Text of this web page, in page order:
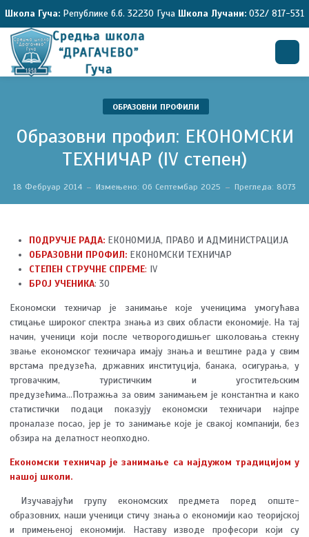
Школа Гуча: Републике б.б. 32230 Гуча Школа Лучани: 032/ 817-531
Образовни профил: ЕКОНОМСКИ
ТЕХНИЧАР (IV степен)
ОБРАЗОВНИ ПРОФИЛИ
18 Фебруар 2014 Измењено: 06 Септембар 2025 Прегледа: 8073
ПОДРУЧЈЕ РАДА: ЕКОНОМИЈА, ПРАВО И АДМИНИСТРАЦИЈА
ОБРАЗОВНИ ПРОФИЛ: ЕКОНОМСКИ ТЕХНИЧАР
СТЕПЕН СТРУЧНЕ СПРЕМЕ: IV
БРОЈ УЧЕНИКА: 30
Економски техничар је занимање које ученицима умогућава
стицање широког спектра знања из свих области економије. На тај
начин, ученици који после четворогодишњег школовања стекну
звање економског техничара имају знања и вештине рада у свим
врстама предузећа, државних институција, банака, осигурања, у
трговачким, туристичким и угоститељским
предузећима...Потражња за овим занимањем је константна и како
статистички подаци показују економски техничари најпре
проналазе посао, јер је то занимање које је свакој компанији, без
обзира на делатност неопходно.
Економски техничар је занимање са најдужом традицијом у
нашој школи.
Изучавајући групу економских предмета поред опште-
образовних, наши ученици стичу знања о економији као теоријској
и примењеној економији. Наставу изводе професори који су